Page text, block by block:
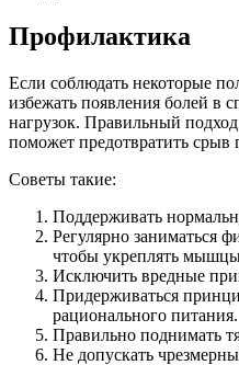
Профилактика
Если соблюдать некоторые
избежать появления болей в
нагрузок. Правильный подход
поможет предотвратить срыв
Советы такие:
Поддерживать
Регулярно заниматься
чтобы укреплять
Исключить вредные
Придерживаться
рационального питания.
Правильно поднимать
Не допускать